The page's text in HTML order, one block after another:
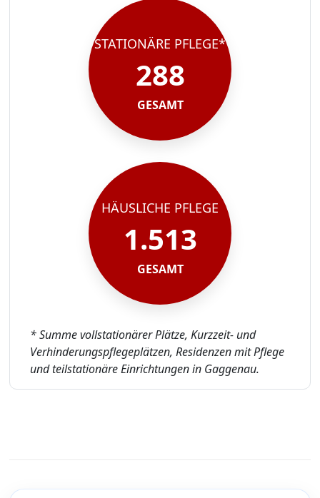
STATIONÄRE PFLEGE*
288
GESAMT
HÄUSLICHE PFLEGE
1.513
GESAMT
* Summe vollstationärer Plätze, Kurzzeit- und
Verhinderungspflegeplätzen, Residenzen mit Pflege
und teilstationäre Einrichtungen in Gaggenau.